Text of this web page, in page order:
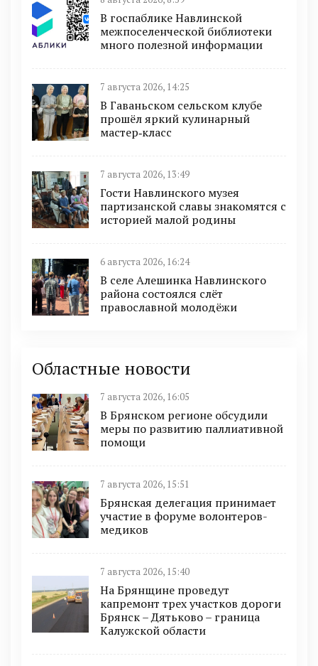
В госпаблике Навлинской
межпоселенческой библиотеки
много полезной информации
7 августа 2026, 14:25
В Гаваньском сельском клубе
прошёл яркий кулинарный
мастер‑класс
7 августа 2026, 13:49
Гости Навлинского музея
партизанской славы знакомятся с
историей малой родины
6 августа 2026, 16:24
В селе Алешинка Навлинского
района состоялся слёт
православной молодёжи
Областные новости
7 августа 2026, 16:05
В Брянском регионе обсудили
меры по развитию паллиативной
помощи
7 августа 2026, 15:51
Брянская делегация принимает
участие в форуме волонтеров-
медиков
7 августа 2026, 15:40
На Брянщине проведут
капремонт трех участков дороги
Брянск – Дятьково – граница
Калужской области